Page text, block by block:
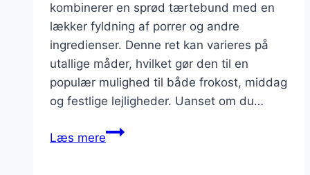
kombinerer en sprød tærtebund med en
lækker fyldning af porrer og andre
ingredienser. Denne ret kan varieres på
utallige måder, hvilket gør den til en
populær mulighed til både frokost, middag
og festlige lejligheder. Uanset om du…
Læs merePorretærte